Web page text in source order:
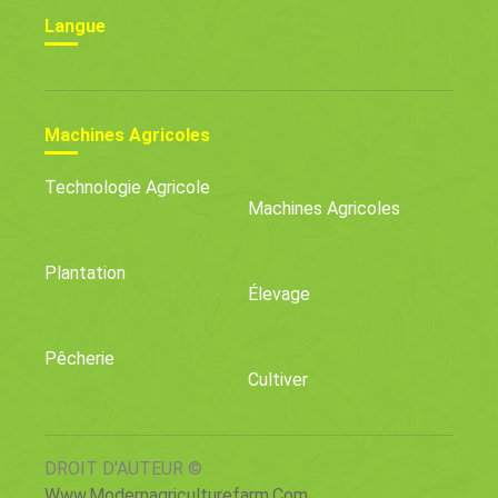
Langue
Machines Agricoles
Technologie Agricole
Machines Agricoles
Plantation
Élevage
Pêcherie
Cultiver
DROIT D'AUTEUR ©